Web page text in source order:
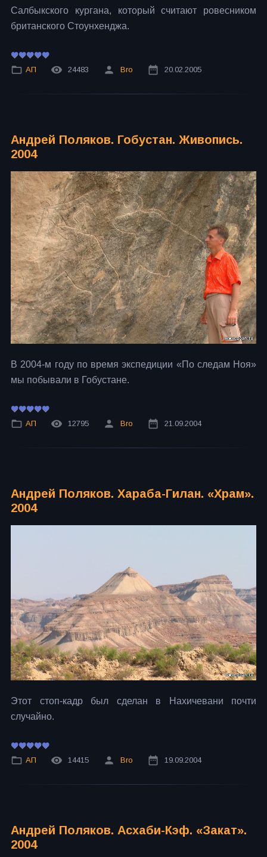
Салбыкского кургана, который считают ровесником
британского Стоунхенджа.
АП 24483 Bro 20.02.2005
Андрей Поляков. Гобустан. Живопись.
2004
В 2004-м году по время экспедиции «По следам Ноя»
мы побывали в Гобустане.
АП 12795 Bro 21.09.2004
Андрей Поляков. Хараба-Гилан. «Храм».
2004
Этот стоп-кадр был сделан в Нахичевани почти
случайно.
АП 14415 Bro 19.09.2004
Андрей Поляков. Асхаби-Кэф. «Закат».
2004